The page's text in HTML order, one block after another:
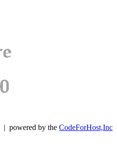
| powered by the CodeForHost,Inc